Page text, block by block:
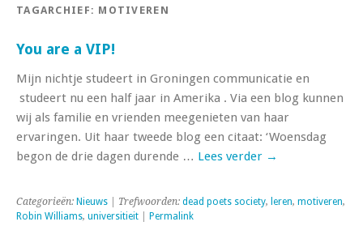
TAGARCHIEF: MOTIVEREN
You are a VIP!
Mijn nichtje studeert in Groningen communicatie en
studeert nu een half jaar in Amerika . Via een blog kunnen
wij als familie en vrienden meegenieten van haar
ervaringen. Uit haar tweede blog een citaat: ‘Woensdag
begon de drie dagen durende … Lees verder →
Categorieën: Nieuws | Trefwoorden: dead poets society, leren, motiveren,
Robin Williams, universitieit Permalink